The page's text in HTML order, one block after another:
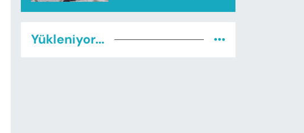
Yükleniyor...